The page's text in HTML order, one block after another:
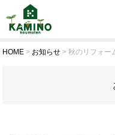
HOME > お知らせ >秋のリフォー